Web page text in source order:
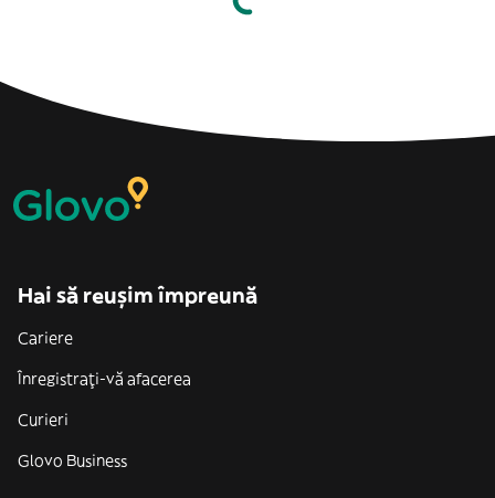
Hai să reușim împreună
Cariere
Înregistrați-vă afacerea
Curieri
Glovo Business